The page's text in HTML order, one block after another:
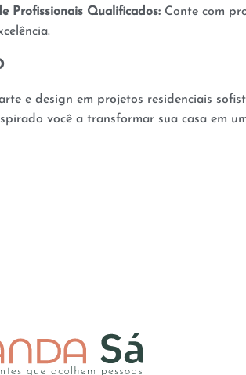
Profissionais Qualificados: Conte com
e design em projetos residenciais
você a transformar sua casa em